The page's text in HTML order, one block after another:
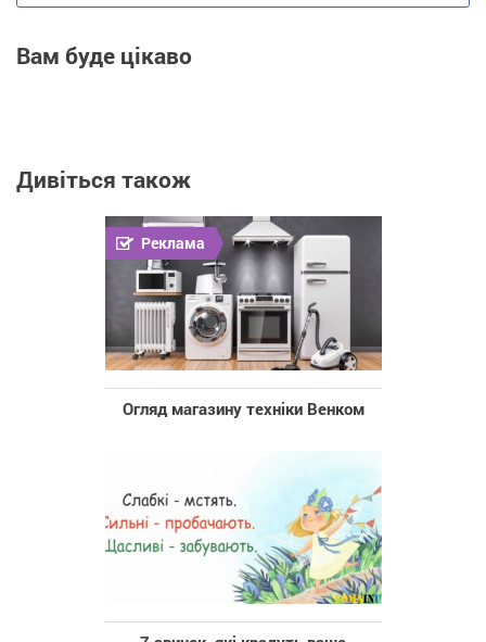
Вам буде цікаво
Дивіться також
Реклама
Огляд магазину техніки Венком